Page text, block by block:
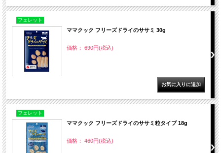
フェレット
ママクック フリーズドライのササミ 30g
価格： 690円(税込)
フェレット
ママクック フリーズドライのササミ粒タイプ 18g
価格： 460円(税込)